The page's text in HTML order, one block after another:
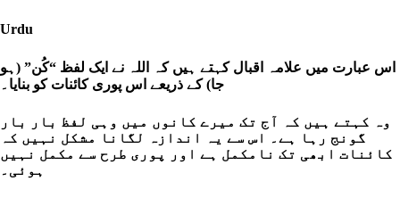
Urdu
اس عبارت میں علامہ اقبال کہتے ہیں کہ اللہ نے ایک لفظ “کُن” (ہو
جا) کے ذریعے اس پوری کائنات کو بنایا۔
وہ کہتے ہیں کہ آج تک میرے کانوں میں وہی لفظ بار بار
گونج رہا ہے۔ اس سے یہ اندازہ لگانا مشکل نہیں کہ
کائنات ابھی تک نامکمل ہے اور پوری طرح سے مکمل نہیں
ہوئی۔